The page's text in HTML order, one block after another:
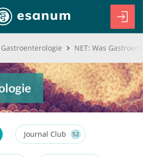
NET: Was
Journal Club 52